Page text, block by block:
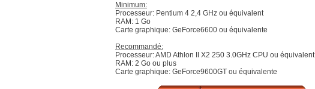
Minimum:
Processeur: Pentium 4 2,4 GHz ou équivalent
RAM: 1 Go
Carte graphique: GeForce6600 ou équivalente
Recommandé:
Processeur: AMD Athlon II X2 250 3.0GHz CPU ou équivalent
RAM: 2 Go ou plus
Carte graphique: GeForce9600GT ou équivalente